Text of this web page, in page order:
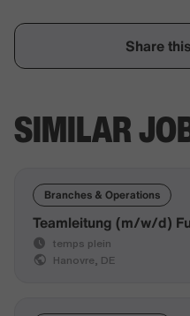
Share
SIMILAR
Branches & Operations
Teamleitung (m/w/d)
temps plein
Hanovre, DE